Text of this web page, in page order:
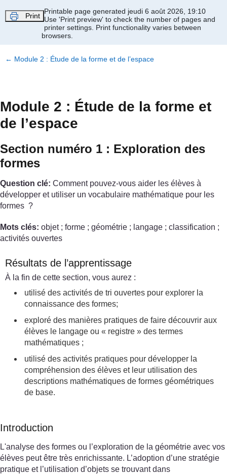
Print
Printable page generated jeudi 6 août 2026, 19:10
Use 'Print preview' to check the number of pages and
printer settings. Print functionality varies between
browsers.
← Module 2 : Étude de la forme et de l’espace
Module 2 : Étude de la forme et
de l’espace
Section numéro 1 : Exploration des
formes
Question clé: Comment pouvez-vous aider les élèves à
développer et utiliser un vocabulaire mathématique pour les
formes ?
Mots clés: objet ; forme ; géométrie ; langage ; classification ;
activités ouvertes
Résultats de l’apprentissage
À la fin de cette section, vous aurez :
utilisé des activités de tri ouvertes pour explorer la
connaissance des formes;
exploré des manières pratiques de faire découvrir aux
élèves le langage ou « registre » des termes
mathématiques ;
utilisé des activités pratiques pour développer la
compréhension des élèves et leur utilisation des
descriptions mathématiques de formes géométriques
de base.
Introduction
L'analyse des formes ou l’exploration de la géométrie avec vos
élèves peut être très enrichissante. L’adoption d’une stratégie
pratique et l’utilisation d’objets se trouvant dans